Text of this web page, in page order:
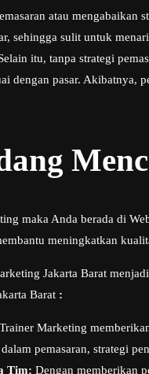
atau
sehingga sulit untuk
itu, tanpa strategi
dengan pasar.
maka Anda berada di
meningkatkan
Jakarta Barat
Barat :
Trainer Marketing
pemasaran, strategi
Tim: Dengan memberikan